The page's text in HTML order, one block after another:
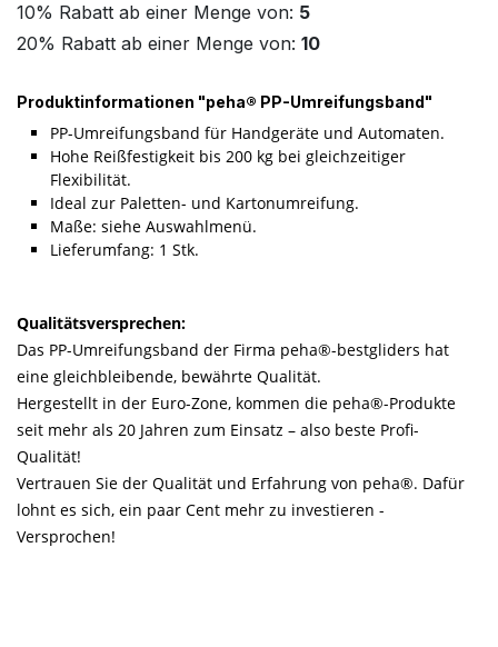
10% Rabatt ab einer Menge von: 5
20% Rabatt ab einer Menge von: 10
Produktinformationen "peha® PP-Umreifungsband"
PP-Umreifungsband für Handgeräte und Automaten.
Hohe Reißfestigkeit bis 200 kg bei gleichzeitiger
Flexibilität.
Ideal zur Paletten- und Kartonumreifung.
Maße: siehe Auswahlmenü.
Lieferumfang: 1 Stk.
Qualitätsversprechen:
Das PP-Umreifungsband der Firma peha®-bestgliders hat
eine gleichbleibende, bewährte Qualität.
Hergestellt in der Euro-Zone, kommen die peha®-Produkte
seit mehr als 20 Jahren zum Einsatz – also beste Profi-
Qualität!
Vertrauen Sie der Qualität und Erfahrung von peha®. Dafür
lohnt es sich, ein paar Cent mehr zu investieren -
Versprochen!